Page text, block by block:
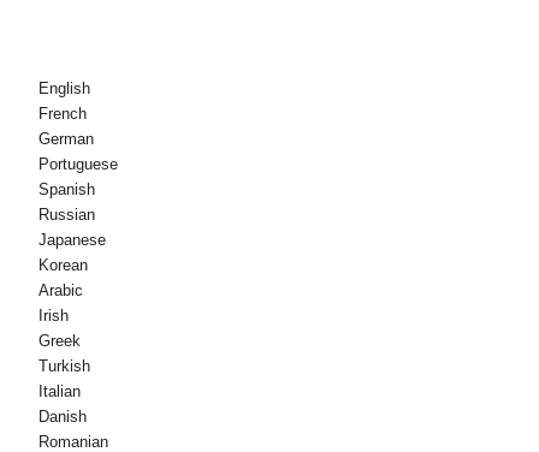
English
French
German
Portuguese
Spanish
Russian
Japanese
Korean
Arabic
Irish
Greek
Turkish
Italian
Danish
Romanian